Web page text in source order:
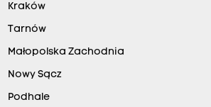
Kraków
Tarnów
Małopolska Zachodnia
Nowy Sącz
Podhale